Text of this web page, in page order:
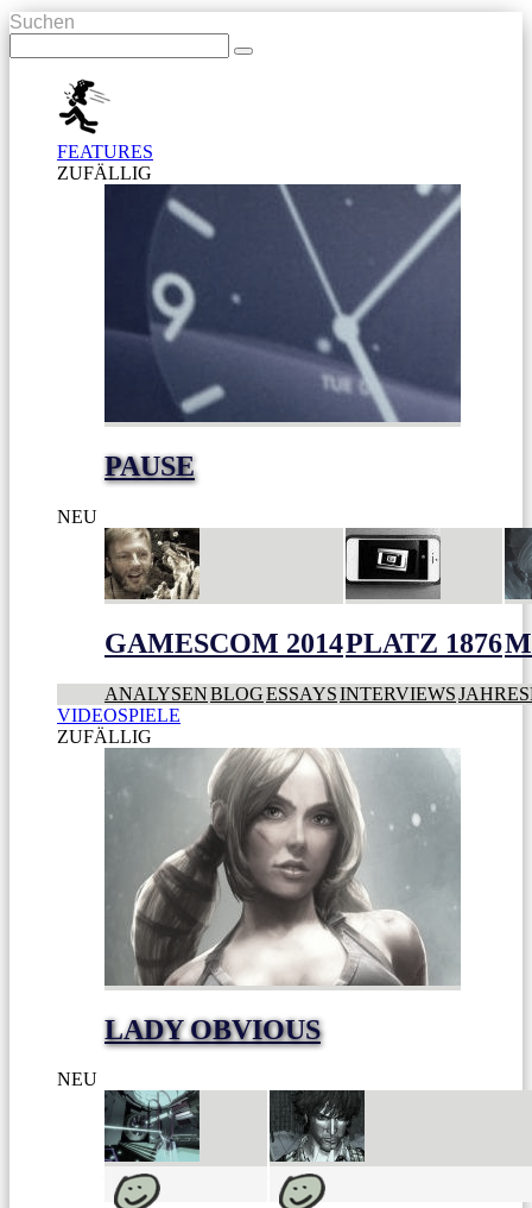
Suchen
FEATURES
ZUFÄLLIG
PAUSE
NEU
GAMESCOM 2014PLATZ 1876
ANALYSENBLOGESSAYSINTERVIEWS
VIDEOSPIELE
ZUFÄLLIG
LADY OBVIOUS
NEU